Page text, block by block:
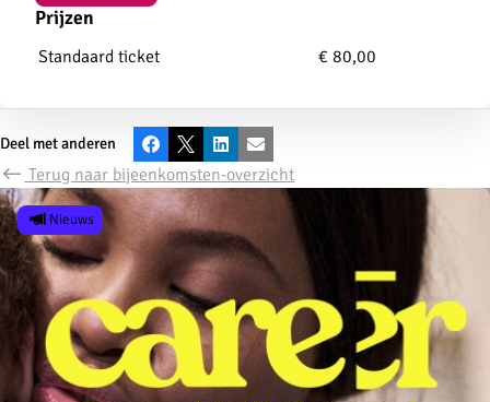
Prijzen
Standaard ticket € 80,00
Deel met anderen Facebook
X LinkedInE-mail
Terug naar bijeenkomsten-overzicht
Nieuws